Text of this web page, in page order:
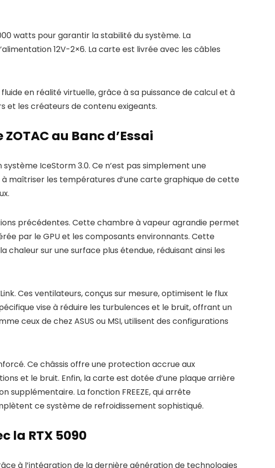
watts pour garantir la stabilité du système. La
12V-2×6. La carte est livrée avec les câbles
en réalité virtuelle, grâce à sa puissance de calcul et à
et les créateurs de contenu exigeants.
au Banc d’Essai
IceStorm 3.0. Ce n’est pas simplement une
maîtriser les températures d’une carte graphique de cette
précédentes. Cette chambre à vapeur agrandie permet
par le GPU et les composants environnants. Cette
chaleur sur une surface plus étendue, réduisant ainsi les
Ces ventilateurs, conçus sur mesure, optimisent le flux
vise à réduire les turbulences et le bruit, offrant un
ceux de chez ASUS ou MSI, utilisent des configurations
Ce châssis offre une protection accrue aux
et le bruit. Enfin, la carte est dotée d’une plaque arrière
La fonction FREEZE, qui arrête
ce système de refroidissement sophistiqué.
la RTX 5090
à l’intégration de la dernière génération de technologies